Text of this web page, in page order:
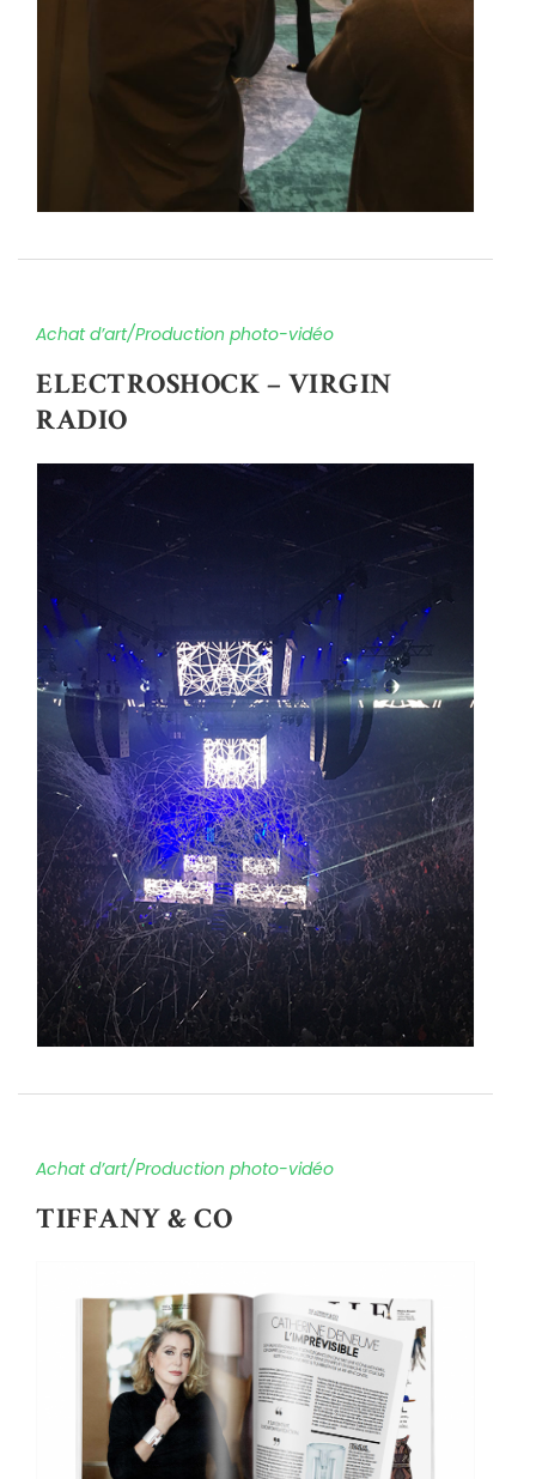
Achat d’art/Production photo-vidéo
ELECTROSHOCK – VIRGIN
RADIO
Achat d’art/Production photo-vidéo
TIFFANY & CO